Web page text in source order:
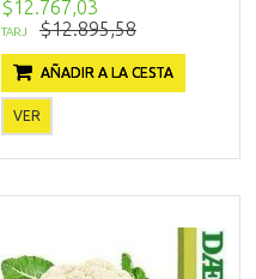
$12.767,03
TARJ $12.895,58
AÑADIR A LA CESTA
VER